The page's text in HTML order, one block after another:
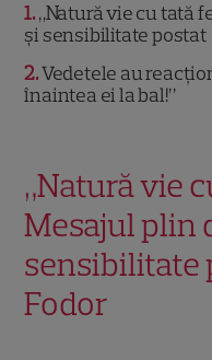
1 „Natură vie cu tată
și sensibilitate postat
2 Vedetele au
înaintea ei la bal!”
„Natură vie
Mesajul plin
sensibilitate
Fodor